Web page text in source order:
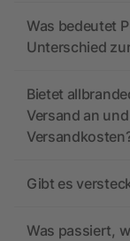
Was bedeutet
Unterschied
Bietet
Versand an
Gibt es
Was passiert,